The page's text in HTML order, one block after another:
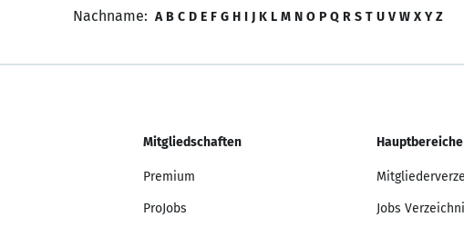
Nachname: A B C D E F G H I J K L M N O P Q R S T U V W X Y Z
Mitgliedschaften
Premium
ProJobs
Hauptbereiche
Jobs